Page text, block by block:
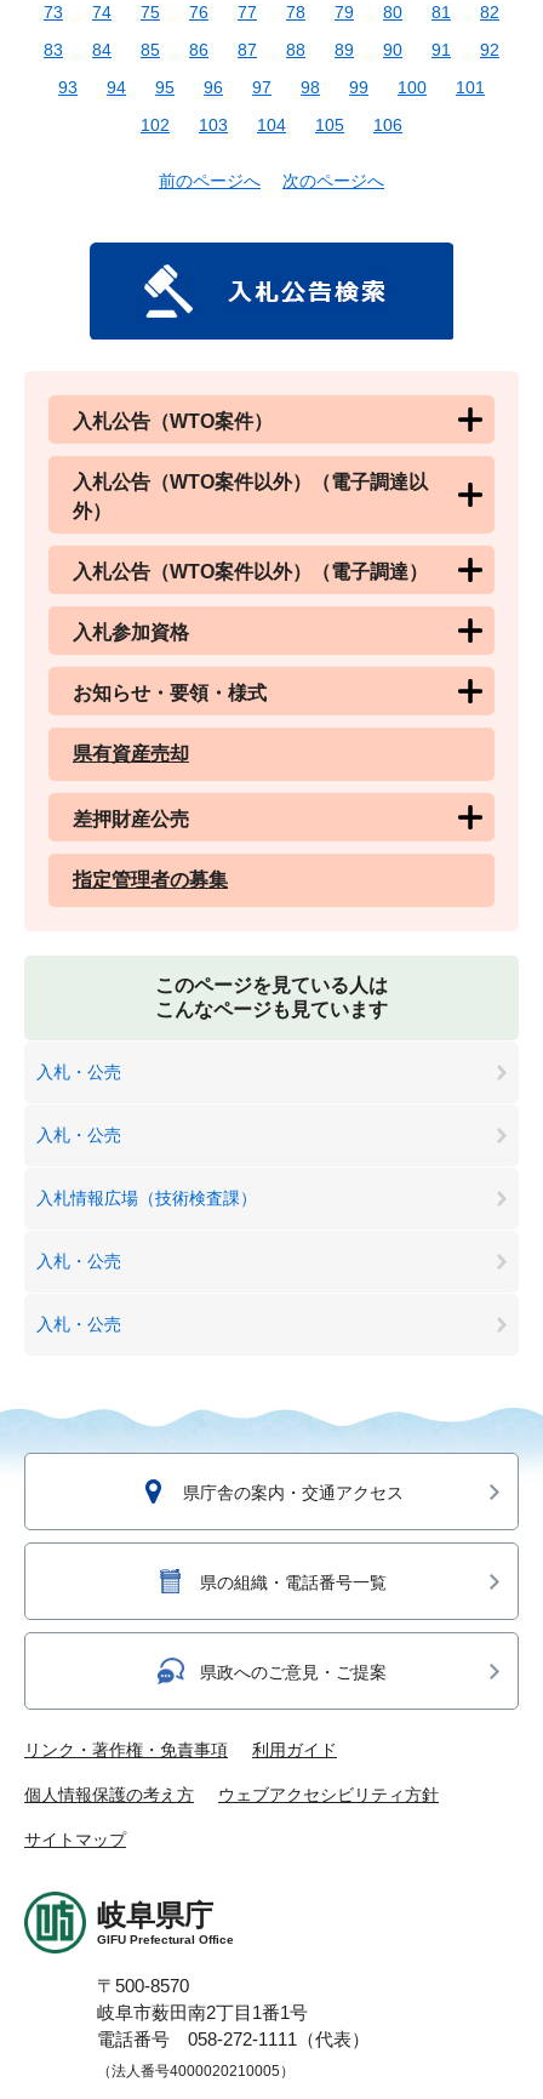
73
74 75 76 77 78 79 80 81
82
83
84 85 86 87 88 89 90 91
92
93
94 95 96 97 98 99 100
101
102
103 104 105 106
前のページへ 次のページへ
入札公告（WTO案件）
入札公告（WTO案件以外）（電子調達以
外）
入札公告（WTO案件以外）（電子調達）
入札参加資格
お知らせ・要領・様式
県有資産売却
差押財産公売
指定管理者の募集
このページを見ている人は
こんなページも見ています
入札・公売
入札・公売
入札情報広場（技術検査課）
入札・公売
入札・公売
県庁舎の案内・交通アクセス
県の組織・電話番号一覧
県政へのご意見・ご提案
リンク・著作権・免責事項 利用ガイド
個人情報保護の考え方 ウェブアクセシビリティ方針
サイトマップ
岐阜県庁
GIFU Prefectural Office
〒500-8570
岐阜市薮田南2丁目1番1号
電話番号 058-272-1111（代表）
（法人番号4000020210005）